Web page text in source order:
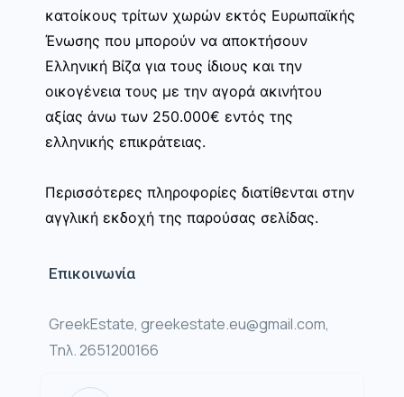
κατοίκους τρίτων χωρών εκτός Ευρωπαϊκής
Ένωσης που μπορούν να αποκτήσουν
Ελληνική Βίζα για τους ίδιους και την
οικογένεια τους με την αγορά ακινήτου
αξίας άνω των 250.000€ εντός της
ελληνικής επικράτειας.
Περισσότερες πληροφορίες διατίθενται στην
αγγλική εκδοχή της παρούσας σελίδας.
Επικοινωνία
GreekEstate, greekestate.eu@gmail.com,
Τηλ. 2651200166